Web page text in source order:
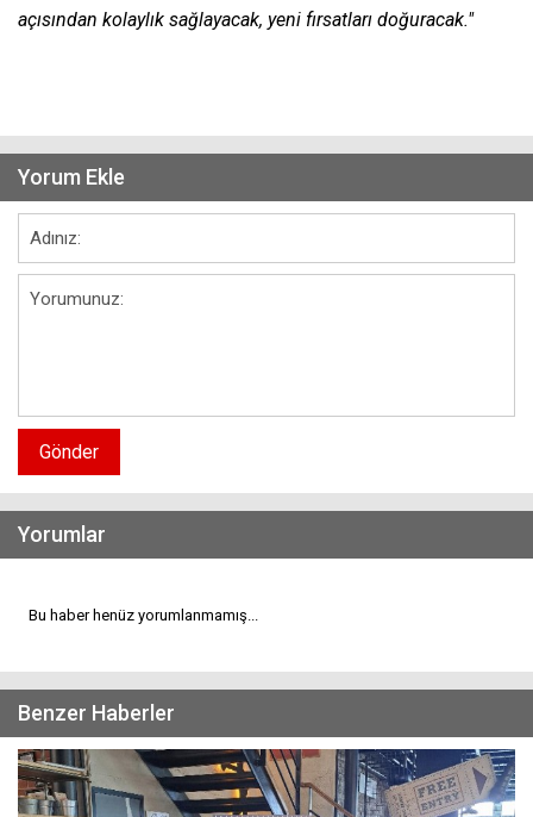
açısından kolaylık sağlayacak, yeni fırsatları doğuracak."
Yorum Ekle
Gönder
Yorumlar
Bu haber henüz yorumlanmamış...
Benzer Haberler